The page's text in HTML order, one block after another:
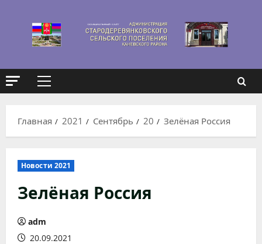
содержимому
Основное
Главная
2021 Сентябрь 20 Зелёная Россия
Новости 2021
Зелёная Россия
adm
20.09.2021